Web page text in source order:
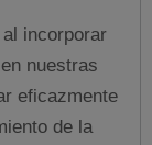
incorporar
nuestras
eficazmente
de la